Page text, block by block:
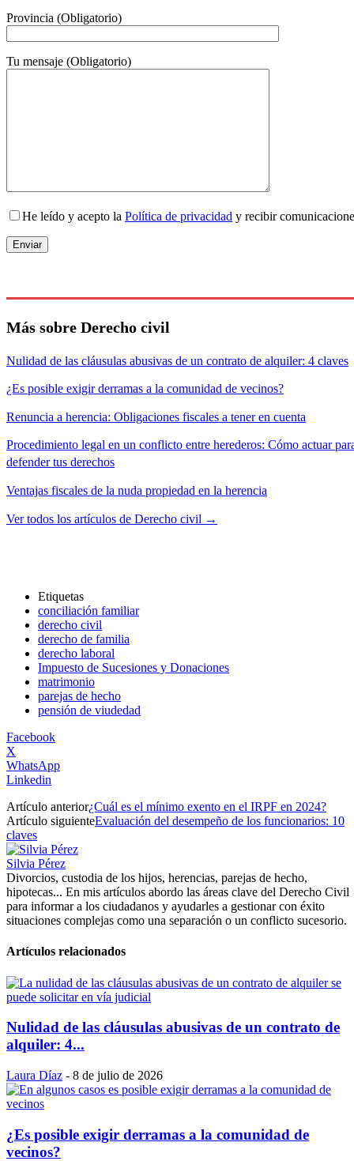
Provincia (Obligatorio)
Tu mensaje (Obligatorio)
He leído y acepto la Política de privacidad y recibir
Más sobre Derecho civil
Nulidad de las cláusulas abusivas de un contrato de alquiler: 4 claves
¿Es posible exigir derramas a la comunidad de vecinos?
Renuncia a herencia: Obligaciones fiscales a tener en cuenta
Procedimiento legal en un conflicto entre herederos: Cómo actuar
defender tus derechos
Ventajas fiscales de la nuda propiedad en la herencia
Ver todos los artículos de Derecho civil →
Etiquetas
conciliación familiar
derecho civil
derecho de familia
derecho laboral
Impuesto de Sucesiones y Donaciones
matrimonio
parejas de hecho
pensión de viudedad
Facebook
X
WhatsApp
Linkedin
Artículo anterior¿Cuál es el mínimo exento en el IRPF en 2024?
Artículo siguienteEvaluación del desempeño de los funcionarios: 10
claves
Silvia Pérez
Divorcios, custodia de los hijos, herencias, parejas de hecho,
hipotecas... En mis artículos abordo las áreas clave del Derecho Civil
para informar a los ciudadanos y ayudarles a gestionar con éxito
situaciones complejas como una separación o un conflicto sucesorio.
Artículos relacionados
Nulidad de las cláusulas abusivas de un contrato de
alquiler: 4...
Laura Díaz - 8 de julio de 2026
¿Es posible exigir derramas a la comunidad de
vecinos?